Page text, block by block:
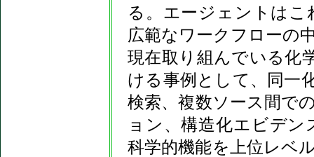
る。エージェントは
広範なワークフローの
現在取り組んでいる化
ける事例として、同一
検索、複数ソース間で
ョン、構造化エビデ
科学的機能を上位レベ